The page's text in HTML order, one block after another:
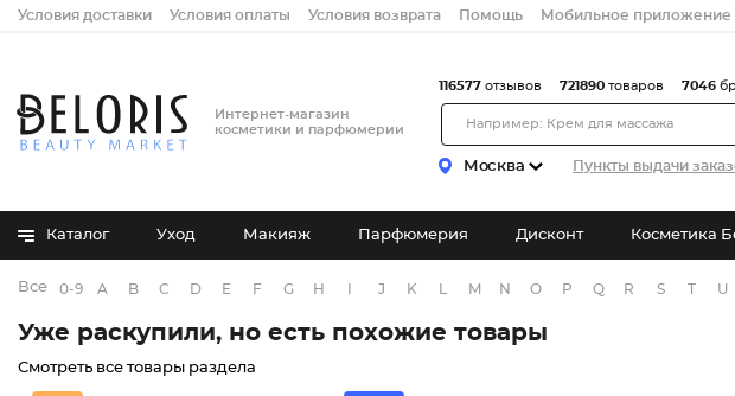
Условия доставки Условия оплаты Условия возврата Помощь Мобильное приложение
Интернет-магазин
косметики и парфюмерии
Москва Пункты выдачи
116577 отзывов 721890 товаров 7046
Каталог Уход Макияж Парфюмерия Дисконт Косметика
Все бренды
0-9 A B C D E F G H J K M N O P Q R S T U
Уже раскупили, но есть похожие товары
Смотреть все товары раздела